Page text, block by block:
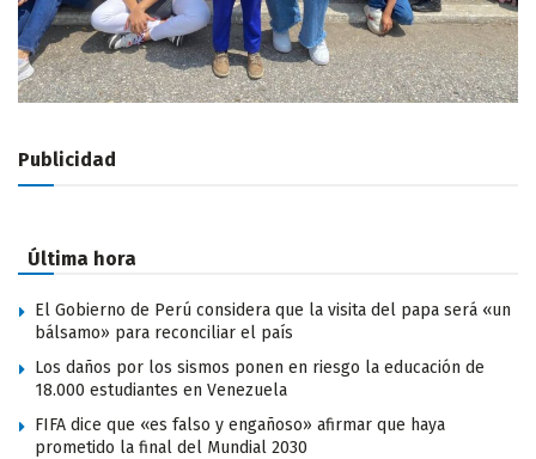
Publicidad
Última hora
El Gobierno de Perú considera que la visita del papa será «un
bálsamo» para reconciliar el país
Los daños por los sismos ponen en riesgo la educación de
18.000 estudiantes en Venezuela
FIFA dice que «es falso y engañoso» afirmar que haya
prometido la final del Mundial 2030